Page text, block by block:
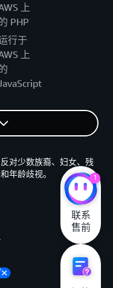
上
PHP
行于
上
对少数族裔、妇女、残
年龄歧视。
1
联系
售前